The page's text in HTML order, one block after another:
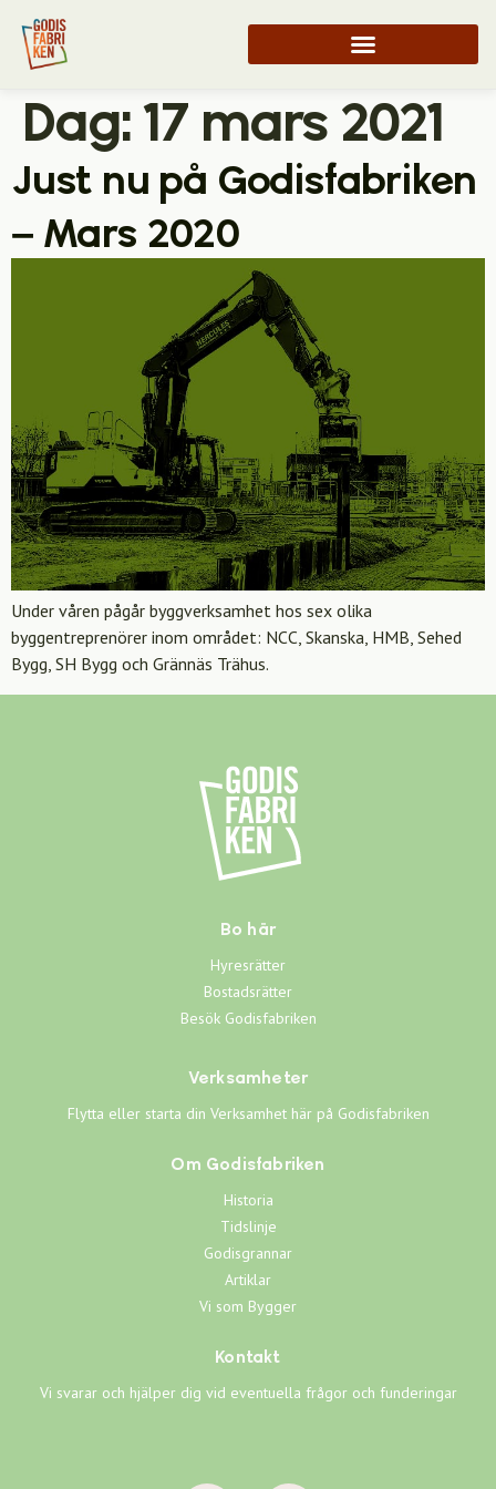
Dag:17 mars 2021
Just nu på Godisfabriken
– Mars 2020
Under våren pågår byggverksamhet hos sex olika
byggentreprenörer inom området: NCC, Skanska, HMB, Sehed
Bygg, SH Bygg och Grännäs Trähus.
Bo här
Hyresrätter
Bostadsrätter
Besök Godisfabriken
Verksamheter
Flytta eller starta din Verksamhet här på Godisfabriken
Om Godisfabriken
Historia
Tidslinje
Godisgrannar
Artiklar
Vi som Bygger
Kontakt
Vi svarar och hjälper dig vid eventuella frågor och funderingar